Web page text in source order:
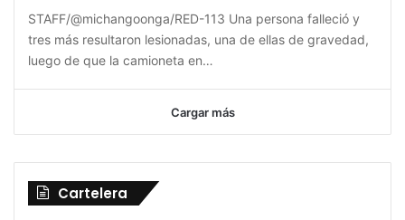
STAFF/@michangoonga/RED-113 Una persona falleció y
tres más resultaron lesionadas, una de ellas de gravedad,
luego de que la camioneta en…
Cargar más
Cartelera